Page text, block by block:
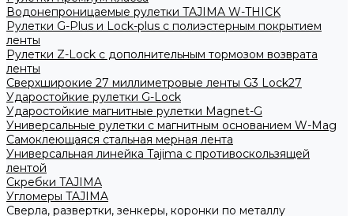
Водонепроницаемые рулетки TAJIMA W-THICK
Рулетки G-Plus и Lock-plus с полиэстерным покрытием
ленты
Рулетки Z-Lock с дополнительным тормозом возврата
ленты
Сверхширокие 27 миллиметровые ленты G3 Lock27
Ударостойкие рулетки G-Lock
Ударостойкие магнитные рулетки Magnet-G
Универсальные рулетки с магнитным основанием W-Mag
Самоклеющаяся стальная мерная лента
Универсальная линейка Tajima с противоскользящей
лентой
Скребки TAJIMA
Угломеры TAJIMA
Сверла, развертки, зенкеры, коронки по металлу